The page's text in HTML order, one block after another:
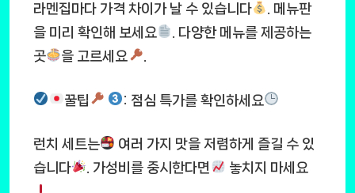
라멘집마다 가격 차이가 날 수 있습니다
. 메뉴판
을 미리 확인해 보세요
. 다양한 메뉴를 제공하는
곳
을 고르세요
꿀팁 : 점심 특가를 확인하세요
런치 세트는
여러 가지 맛을 저렴하게 즐길 수 있
습니다
. 가성비를 중시한다면
놓치지 마세요